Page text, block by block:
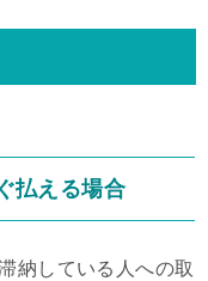
払える場合
納している人への取